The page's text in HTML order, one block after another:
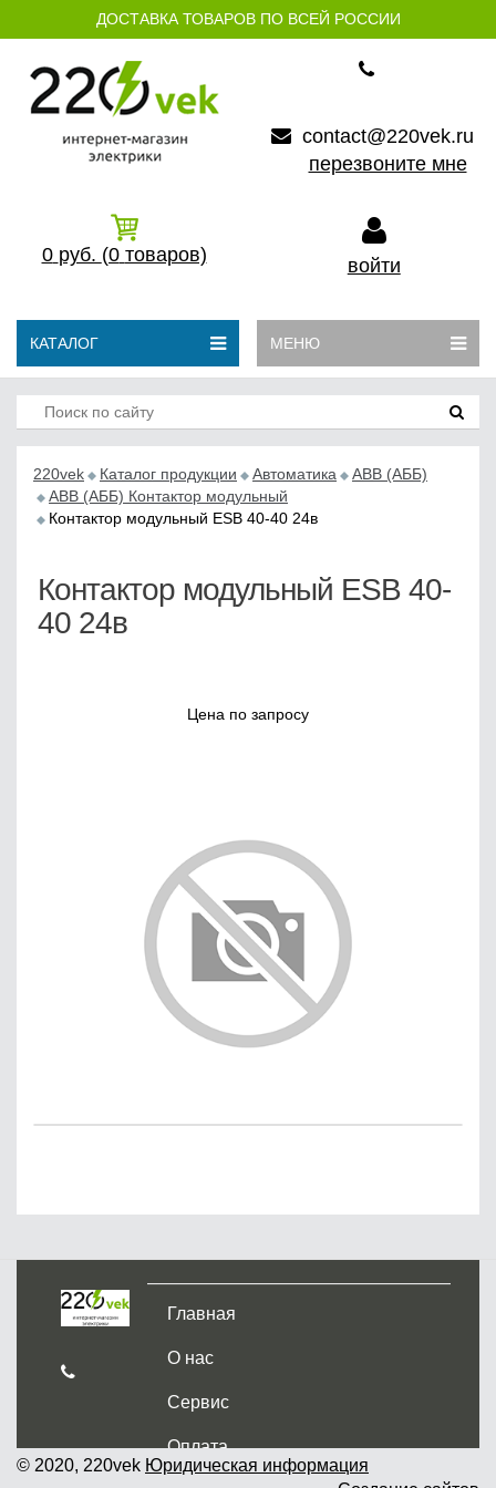
ДОСТАВКА ТОВАРОВ ПО ВСЕЙ РОССИИ
contact@220vek.ru
перезвоните мне
0 руб. (0 товаров) войти
КАТАЛОГ МЕНЮ
220vek Каталог продукции Автоматика
АВB (АББ)
ABB (АББ) Контактор модульный
Контактор модульный ESB 40-40 24в
Контактор модульный ESB 40-
40 24в
Цена по запросу
Главная
О нас
Сервис
Оплата
© 2020, 220vek Юридическая информация